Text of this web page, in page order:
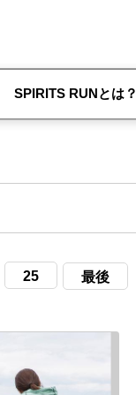
SPIRITS RUNとは？
25 最後